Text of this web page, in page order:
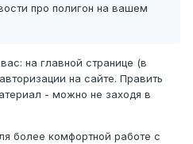
про полигон на вашем
на главной странице (в
на сайте. Править
- можно не заходя в
более комфортной работе с